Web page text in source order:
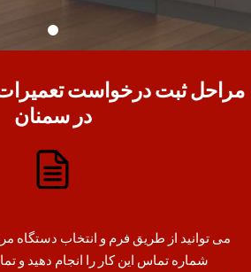
مراحل ثبت درخواست
در سمنان
می توانید از طریق فرم و انتخاب دستگاه
شماره تماس این کار را انجام دهید و